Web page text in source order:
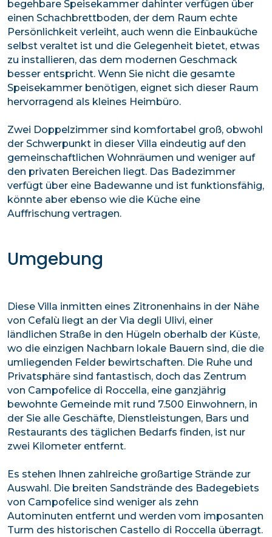
begehbare Speisekammer dahinter verfügen über
einen Schachbrettboden, der dem Raum echte
Persönlichkeit verleiht, auch wenn die Einbauküche
selbst veraltet ist und die Gelegenheit bietet, etwas
zu installieren, das dem modernen Geschmack
besser entspricht. Wenn Sie nicht die gesamte
Speisekammer benötigen, eignet sich dieser Raum
hervorragend als kleines Heimbüro.
Zwei Doppelzimmer sind komfortabel groß, obwohl
der Schwerpunkt in dieser Villa eindeutig auf den
gemeinschaftlichen Wohnräumen und weniger auf
den privaten Bereichen liegt. Das Badezimmer
verfügt über eine Badewanne und ist funktionsfähig,
könnte aber ebenso wie die Küche eine
Auffrischung vertragen.
Umgebung
Diese Villa inmitten eines Zitronenhains in der Nähe
von Cefalù liegt an der Via degli Ulivi, einer
ländlichen Straße in den Hügeln oberhalb der Küste,
wo die einzigen Nachbarn lokale Bauern sind, die die
umliegenden Felder bewirtschaften. Die Ruhe und
Privatsphäre sind fantastisch, doch das Zentrum
von Campofelice di Roccella, eine ganzjährig
bewohnte Gemeinde mit rund 7.500 Einwohnern, in
der Sie alle Geschäfte, Dienstleistungen, Bars und
Restaurants des täglichen Bedarfs finden, ist nur
zwei Kilometer entfernt.
Es stehen Ihnen zahlreiche großartige Strände zur
Auswahl. Die breiten Sandstrände des Badegebiets
von Campofelice sind weniger als zehn
Autominuten entfernt und werden vom imposanten
Turm des historischen Castello di Roccella überragt.